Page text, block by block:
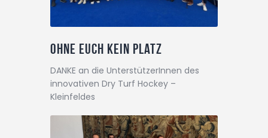
Ohne Euch kein Platz
DANKE an die UnterstützerInnen des
innovativen Dry Turf Hockey –
Kleinfeldes